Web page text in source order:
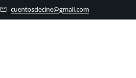
cuentosdecine@gmail.com